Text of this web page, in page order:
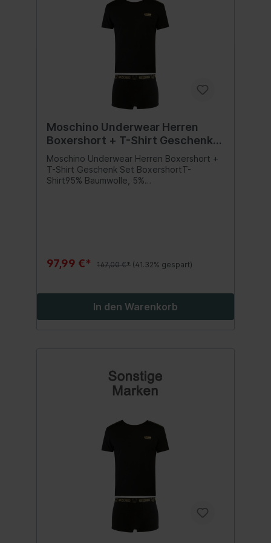
Moschino Underwear Herren
Boxershort + T-Shirt Geschenk
Set Gr. L
Moschino Underwear Herren Boxershort +
T-Shirt Geschenk Set BoxershortT-
Shirt95% Baumwolle, 5%
97,99 €* 167,00 €* (41.32% gespart)
In den Warenkorb